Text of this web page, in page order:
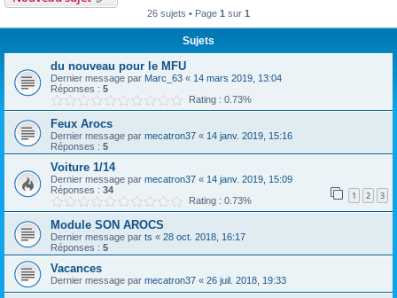
26 sujets • Page 1 sur 1
Sujets
du nouveau pour le MFU
Dernier message par Marc_63 « 14 mars 2019, 13:04
Réponses : 5
Rating : 0.73%
Feux Arocs
Dernier message par mecatron37 « 14 janv. 2019, 15:16
Réponses : 5
Voiture 1/14
Dernier message par mecatron37 « 14 janv. 2019, 15:09
Réponses : 34 1 2 3
Rating : 0.73%
Module SON AROCS
Dernier message par ts « 28 oct. 2018, 16:17
Réponses : 5
Vacances
Dernier message par mecatron37 « 26 juil. 2018, 19:33